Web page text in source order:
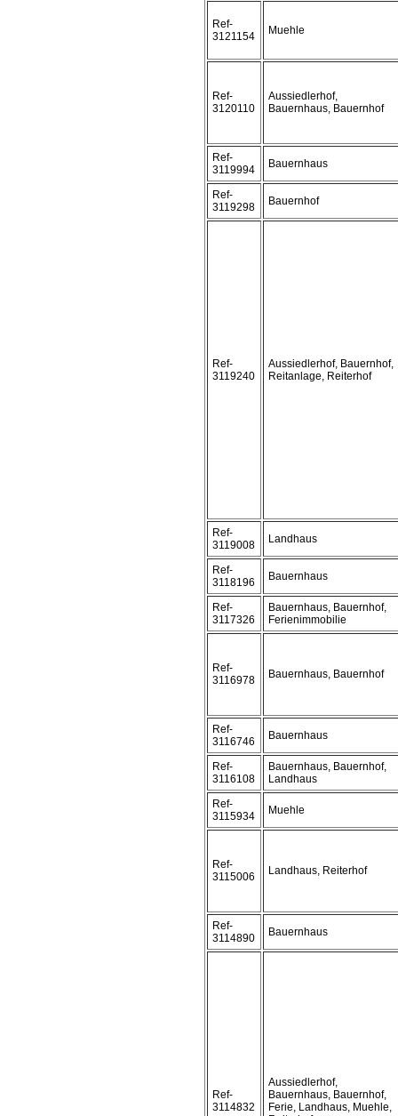
Ref-
3121154
Muehle
Ref-
3120110
Aussiedlerhof,
Bauernhaus, Bauernhof
Ref-
3119994
Bauernhaus
Ref-
3119298
Bauernhof
Ref-
3119240
Aussiedlerhof, Bauernhof,
Reitanlage, Reiterhof
Ref-
3119008
Landhaus
Ref-
3118196
Bauernhaus
Ref-
3117326
Bauernhaus, Bauernhof,
Ferienimmobilie
Ref-
3116978
Bauernhaus, Bauernhof
Ref-
3116746
Bauernhaus
Ref-
3116108
Bauernhaus, Bauernhof,
Landhaus
Ref-
3115934
Muehle
Ref-
3115006
Landhaus, Reiterhof
Ref-
3114890
Bauernhaus
Ref-
3114832
Aussiedlerhof,
Bauernhaus, Bauernhof,
Ferie, Landhaus, Muehle,